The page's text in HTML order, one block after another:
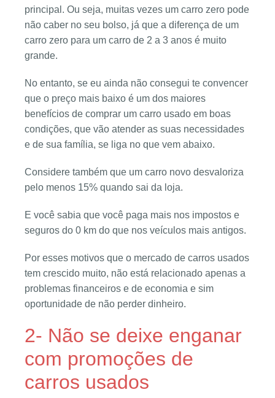
principal. Ou seja, muitas vezes um carro zero pode
não caber no seu bolso, já que a diferença de um
carro zero para um carro de 2 a 3 anos é muito
grande.
No entanto, se eu ainda não consegui te convencer
que o preço mais baixo é um dos maiores
benefícios de comprar um carro usado em boas
condições, que vão atender as suas necessidades
e de sua família, se liga no que vem abaixo.
Considere também que um carro novo desvaloriza
pelo menos 15% quando sai da loja.
E você sabia que você paga mais nos impostos e
seguros do 0 km do que nos veículos mais antigos.
Por esses motivos que o mercado de carros usados
tem crescido muito, não está relacionado apenas a
problemas financeiros e de economia e sim
oportunidade de não perder dinheiro.
2- Não se deixe enganar
com promoções de
carros usados